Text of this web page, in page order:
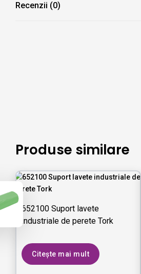
Recenzii (0)
Produse similare
652100 Suport lavete
industriale de perete Tork
Citește mai mult